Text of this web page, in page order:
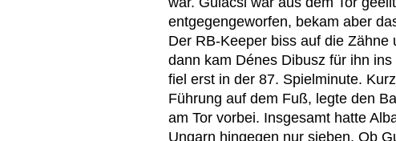
entgegengeworfen, bekam aber
Der RB-Keeper biss auf die
dann kam Dénes Dibusz für ihn
fiel erst in der 87. Spielminute.
Führung auf dem Fuß, legte den
am Tor vorbei. Insgesamt hatte
Ungarn hingegen nur sieben. Ob